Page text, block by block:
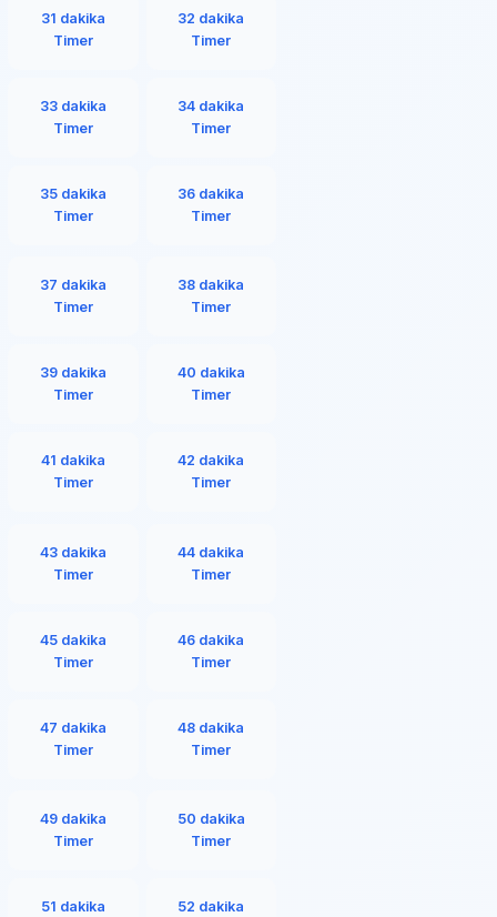
31 dakika
Timer
32 dakika
Timer
33 dakika
Timer
34 dakika
Timer
35 dakika
Timer
36 dakika
Timer
37 dakika
Timer
38 dakika
Timer
39 dakika
Timer
40 dakika
Timer
41 dakika
Timer
42 dakika
Timer
43 dakika
Timer
44 dakika
Timer
45 dakika
Timer
46 dakika
Timer
47 dakika
Timer
48 dakika
Timer
49 dakika
Timer
50 dakika
Timer
51 dakika
52 dakika